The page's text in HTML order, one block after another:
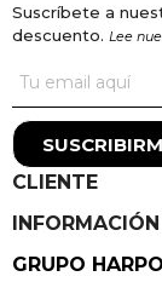
Suscríbete a
descuento. Lee
CLIENTE
INFORMACIÓN
GRUPO HARPO